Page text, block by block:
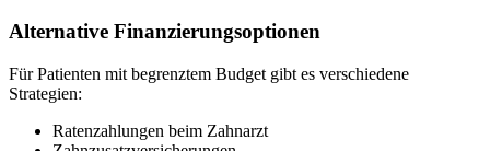
Alternative Finanzierungsoptionen
Für Patienten mit begrenztem Budget gibt es verschiedene
Strategien:
Ratenzahlungen beim Zahnarzt